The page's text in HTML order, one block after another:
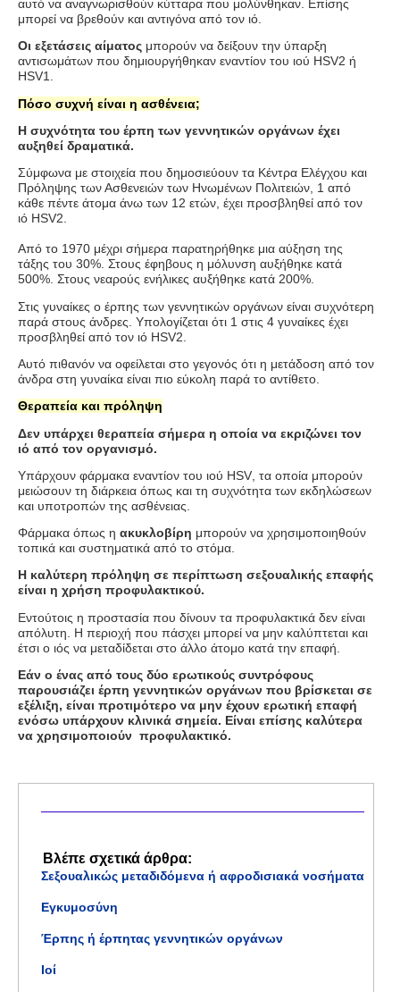
αυτό να αναγνωρισθούν κύτταρα που μολύνθηκαν. Επίσης
μπορεί να βρεθούν και αντιγόνα από τον ιό.
Οι εξετάσεις αίματος μπορούν να δείξουν την ύπαρξη
αντισωμάτων που δημιουργήθηκαν εναντίον του ιού HSV2 ή
HSV1.
Πόσο συχνή είναι η ασθένεια;
Η συχνότητα του έρπη των γεννητικών οργάνων έχει
αυξηθεί δραματικά.
Σύμφωνα με στοιχεία που δημοσιεύουν τα Κέντρα Ελέγχου και
Πρόληψης των Ασθενειών των Ηνωμένων Πολιτειών, 1 από
κάθε πέντε άτομα άνω των 12 ετών, έχει προσβληθεί από τον
ιό HSV2.
Από το 1970 μέχρι σήμερα παρατηρήθηκε μια αύξηση της
τάξης του 30%. Στους έφηβους η μόλυνση αυξήθηκε κατά
500%. Στους νεαρούς ενήλικες αυξήθηκε κατά 200%.
Στις γυναίκες ο έρπης των γεννητικών οργάνων είναι συχνότερη
παρά στους άνδρες. Υπολογίζεται ότι 1 στις 4 γυναίκες έχει
προσβληθεί από τον ιό HSV2.
Αυτό πιθανόν να οφείλεται στο γεγονός ότι η μετάδοση από τον
άνδρα στη γυναίκα είναι πιο εύκολη παρά το αντίθετο.
Θεραπεία και πρόληψη
Δεν υπάρχει θεραπεία σήμερα η οποία να εκριζώνει τον
ιό από τον οργανισμό.
Υπάρχουν φάρμακα εναντίον του ιού HSV , τα οποία μπορούν
μειώσουν τη διάρκεια όπως και τη συχνότητα των εκδηλώσεων
και υποτροπών της ασθένειας.
Φάρμακα όπως η ακυκλοβίρη μπορούν να χρησιμοποιηθούν
τοπικά και συστηματικά από το στόμα.
Η καλύτερη πρόληψη σε περίπτωση σεξουαλικής επαφής
είναι η χρήση προφυλακτικού.
Εντούτοις η προστασία που δίνουν τα προφυλακτικά δεν είναι
απόλυτη. Η περιοχή που πάσχει μπορεί να μην καλύπτεται και
έτσι ο ιός να μεταδίδεται στο άλλο άτομο κατά την επαφή.
Εάν ο ένας από τους δύο ερωτικούς συντρόφους
παρουσιάζει έρπη γεννητικών οργάνων που βρίσκεται σε
εξέλιξη, είναι προτιμότερο να μην έχουν ερωτική επαφή
ενόσω υπάρχουν κλινικά σημεία. Είναι επίσης καλύτερα
να χρησιμοποιούν προφυλακτικό.
Βλέπε σχετικά άρθρα:
Σεξουαλικώς μεταδιδόμενα ή αφροδισιακά νοσήματα
Εγκυμοσύνη
Έρπης ή έρπητας γεννητικών οργάνων
Ιοί